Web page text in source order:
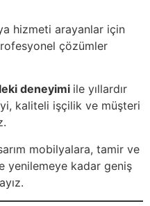
hizmeti arayanlar için
çözümler
deneyimi ile yıllardır
kaliteli işçilik ve müşteri
mobilyalara, tamir ve
yenilemeye kadar geniş